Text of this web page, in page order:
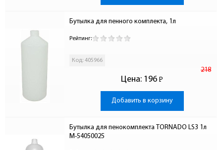
Бутылка для пенного комплекта, 1л
Рейтинг:
Код: 405966
Цена:
218
196 Р
-
Добавить в корзину
Бутылка для пенокомплекта TORNADO LS3 1л
M-54050025